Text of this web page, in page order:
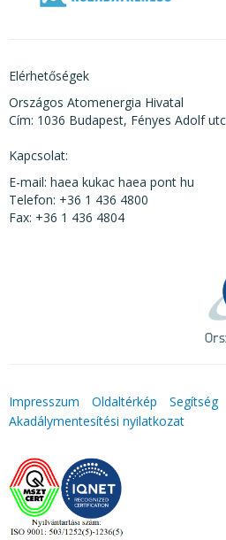
Elérhetőségek
Országos Atomenergia Hivatal
Cím: 1036 Budapest, Fényes Adolf
Kapcsolat:
E-mail: haea kukac haea pont hu
Telefon: +36 1 436 4800
Fax: +36 1 436 4804
Impresszum Oldaltérkép Segítség
Akadálymentesítési nyilatkozat